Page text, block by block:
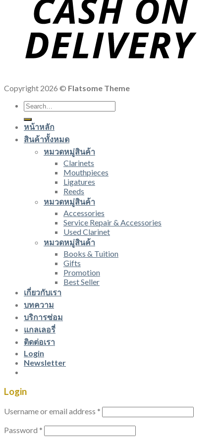
Copyright 2026 © Flatsome Theme
Search
for:
หน้าหลัก
สินค้าทั้งหมด
หมวดหมู่สินค้า
Clarinets
Mouthpieces
Ligatures
Reeds
หมวดหมู่สินค้า
Accessories
Service Repair & Accessories
Used Clarinet
หมวดหมู่สินค้า
Books & Tuition
Gifts
Promotion
Best Seller
เกี่ยวกับเรา
บทความ
บริการซ่อม
แกลเลอรี่
ติดต่อเรา
Login
Newsletter
Login
Username or email address *
Password *